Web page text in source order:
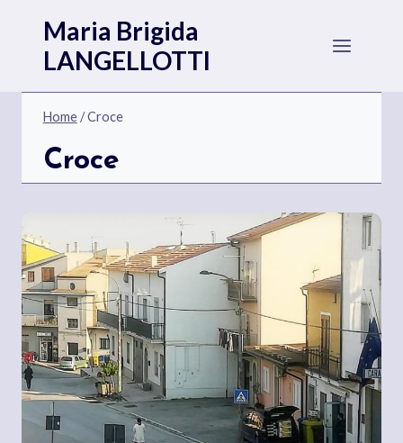
contenuto
Maria Brigida
LANGELLOTTI
Home/Croce
Croce